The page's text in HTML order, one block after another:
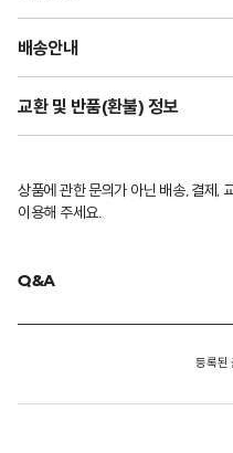
배송안내
교환 및 반품(환불) 정보
상품에 관한 문의가 아닌 배송, 결제,
이용해 주세요.
Q&A
등록된